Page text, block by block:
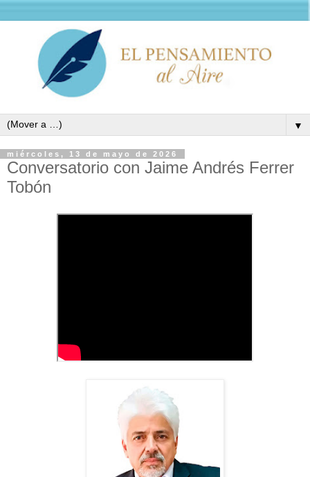
▼
miércoles, 13 de mayo de 2026
Conversatorio con Jaime Andrés Ferrer
Tobón